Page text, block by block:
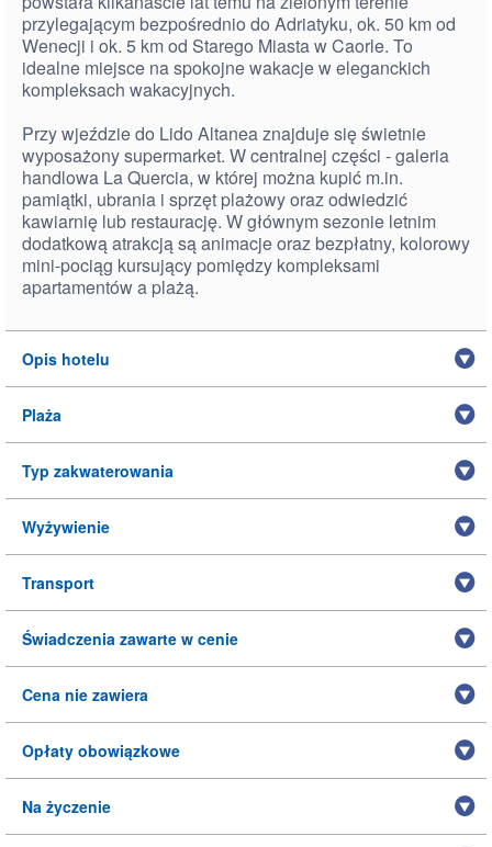
przylegającym bezpośrednio do Adriatyku, ok. 50 km od
Wenecji i ok. 5 km od Starego Miasta w Caorle. To
idealne miejsce na spokojne wakacje w eleganckich
kompleksach wakacyjnych.
Przy wjeździe do Lido Altanea znajduje się świetnie
wyposażony supermarket. W centralnej części - galeria
handlowa La Quercia, w której można kupić m.in.
pamiątki, ubrania i sprzęt plażowy oraz odwiedzić
kawiarnię lub restaurację. W głównym sezonie letnim
dodatkową atrakcją są animacje oraz bezpłatny, kolorowy
mini-pociąg kursujący pomiędzy kompleksami
apartamentów a plażą.
Opis hotelu
Plaża
Typ zakwaterowania
Wyżywienie
Transport
Świadczenia zawarte w cenie
Cena nie zawiera
Opłaty obowiązkowe
Na życzenie